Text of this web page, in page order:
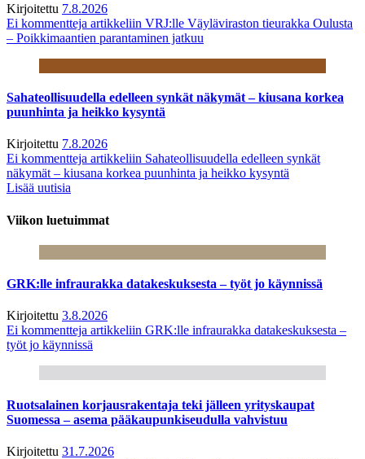
Kirjoitettu 7.8.2026
Ei kommentteja artikkeliin VRJ:lle Väyläviraston tieurakka Oulusta
– Poikkimaantien parantaminen jatkuu
Sahateollisuudella edelleen synkät näkymät – kiusana korkea
puunhinta ja heikko kysyntä
Kirjoitettu 7.8.2026
Ei kommentteja artikkeliin Sahateollisuudella edelleen synkät
näkymät – kiusana korkea puunhinta ja heikko kysyntä
Lisää uutisia
Viikon luetuimmat
GRK:lle infraurakka datakeskuksesta – työt jo käynnissä
Kirjoitettu 3.8.2026
Ei kommentteja artikkeliin GRK:lle infraurakka datakeskuksesta –
työt jo käynnissä
Ruotsalainen korjausrakentaja teki jälleen yrityskaupat
Suomessa – asema pääkaupunkiseudulla vahvistuu
Kirjoitettu 31.7.2026